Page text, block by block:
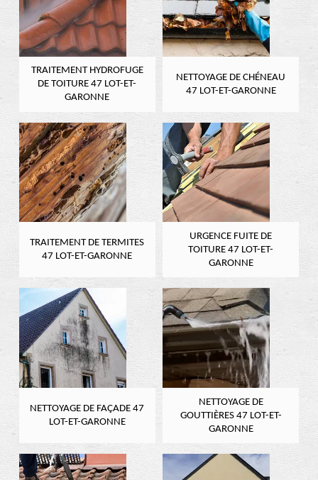
TRAITEMENT HYDROFUGE
DE TOITURE 47 LOT-ET-
GARONNE
NETTOYAGE DE CHÉNEAU
47 LOT-ET-GARONNE
TRAITEMENT DE TERMITES
47 LOT-ET-GARONNE
URGENCE FUITE DE
TOITURE 47 LOT-ET-
GARONNE
NETTOYAGE DE FAÇADE 47
LOT-ET-GARONNE
NETTOYAGE DE
GOUTTIÈRES 47 LOT-ET-
GARONNE